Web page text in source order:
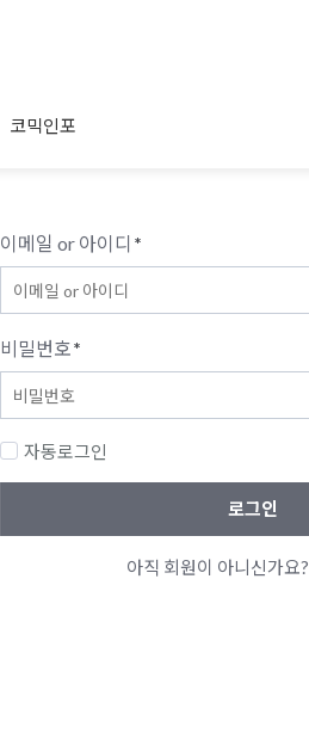
코믹인포
이메일 or 아이디 *
비밀번호*
자동로그인
로그인
아직 회원이 아니신가요?